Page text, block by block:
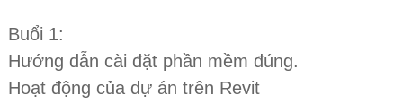
Buổi 1:
Hướng dẫn cài đặt phần mềm đúng.
Hoạt động của dự án trên Revit